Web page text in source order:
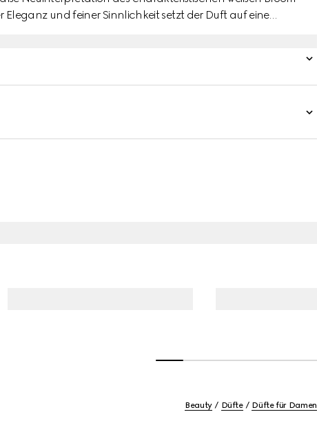
Eleganz und feiner Sinnlichkeit setzt der Duft auf eine
holzigen Nuancen ergibt, die den reichen Gourmand-
Beauty Düfte Düfte für Damen